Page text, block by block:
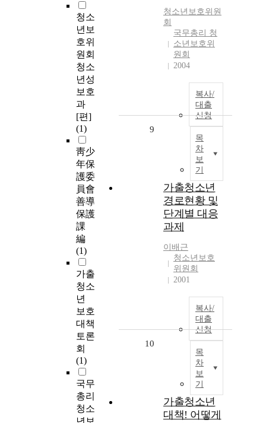
청소
년보
호위
원회
청소
년성
보호
과
[편]
(1)
靑少
年保
護委
員會
善導
保護
課
編
(1)
가출
청소
년
보호
대책
토론
회
(1)
국무
총리
청소
청소년보호위원
회
국무총리 청
소년보호위
원회
2004
복사/
대출
신청
목
차
보
기
9
가출청소년
경로현황 및
단계별 대응
과제
이배근
청소년보호
위원회
2001
복사/
대출
신청
목
차
보
기
10
가출청소년
대책! 어떻게